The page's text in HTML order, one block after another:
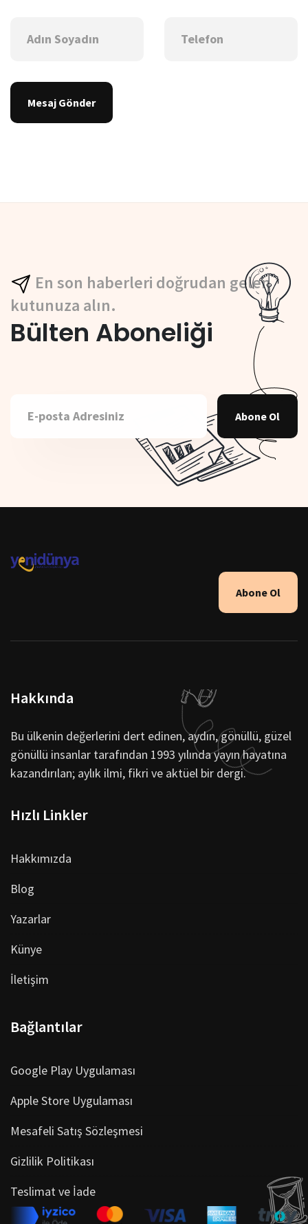
Mesaj Gönder
En son haberleri doğrudan gelen
kutunuza alın.
Bülten Aboneliği
Abone Ol
Abone Ol
Hakkında
Bu ülkenin değerlerini dert edinen, aydın, gönüllü, güzel
gönüllü insanlar tarafından 1993 yılında yayın hayatına
kazandırılan; aylık ilmi, fikri ve aktüel bir dergi.
Hızlı Linkler
Hakkımızda
Blog
Yazarlar
Künye
İletişim
Bağlantılar
Google Play Uygulaması
Apple Store Uygulaması
Mesafeli Satış Sözleşmesi
Gizlilik Politikası
Teslimat ve İade